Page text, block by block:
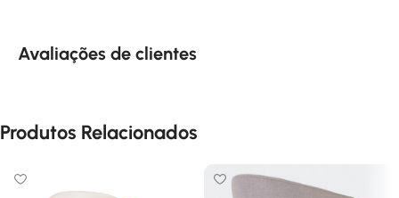
Avaliações de clientes
Produtos Relacionados